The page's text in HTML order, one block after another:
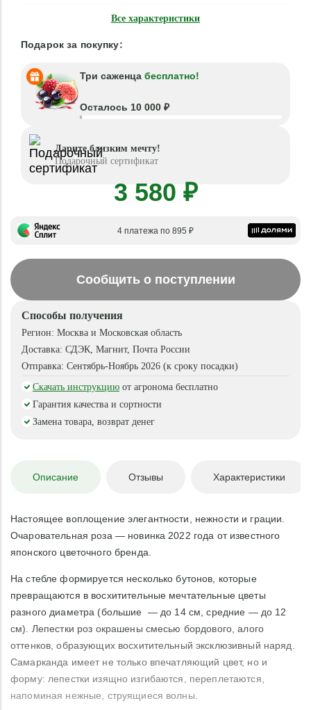
Все характеристики
Подарок за покупку:
Три саженца бесплатно!
Осталось 10 000 ₽
Дарите близким мечту!
Подарочный сертификат
3 580 ₽
4 платежа по 895 ₽
Сообщить о поступлении
Способы получения
Регион: Москва и Московская область
Доставка: СДЭК, Магнит, Почта России
Отправка: Сентябрь-Ноябрь 2026 (к сроку посадки)
Скачать инструкцию от агронома бесплатно
Гарантия качества и сортности
Замена товара, возврат денег
Описание Отзывы Характеристики
Настоящее воплощение элегантности, нежности и грации.
Очаровательная роза — новинка 2022 года от известного
японского цветочного бренда.
На стебле формируется несколько бутонов, которые
превращаются в восхитительные мечтательные цветы
разного диаметра (большие — до 14 см, средние — до 12
см). Лепестки роз окрашены смесью бордового, алого
оттенков, образующих восхитительный эксклюзивный наряд.
Самарканда имеет не только впечатляющий цвет, но и
форму: лепестки изящно изгибаются, переплетаются,
напоминая нежные, струящиеся волны.